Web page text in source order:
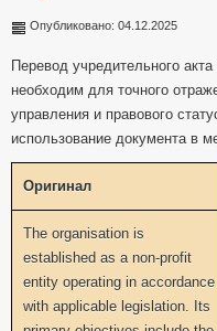
Опубликовано: 04.12.2025
Перевод учредительного
необходим для точного
управления и правового
использование документа в
Оригинал
The organisation is
established as a non-profit
entity operating in accordance
with applicable legislation. Its